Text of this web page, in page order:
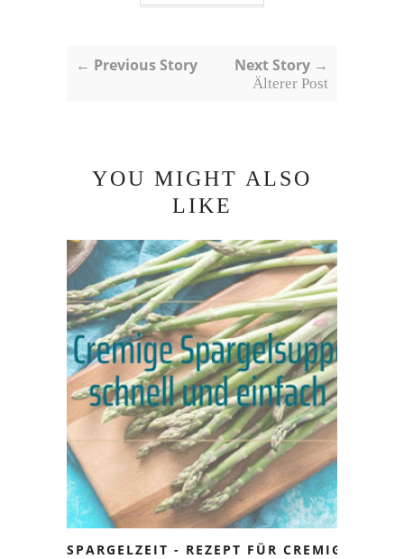
← Previous Story Next Story →
Älterer Post
YOU MIGHT ALSO
LIKE
SPARGELZEIT - REZEPT FÜR CREMIGE